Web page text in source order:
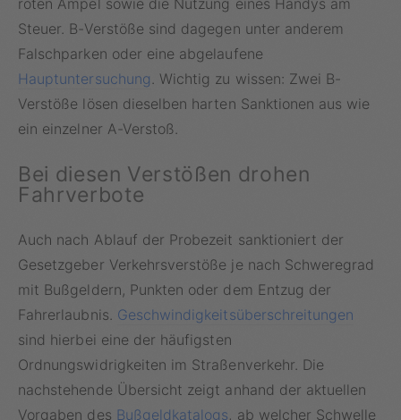
Steuer. B-Verstöße sind dagegen unter anderem
Falschparken oder eine abgelaufene
Hauptuntersuchung . Wichtig zu wissen: Zwei B-
Verstöße lösen dieselben harten Sanktionen aus wie
ein einzelner A-Verstoß.
Bei diesen Verstößen drohen
Fahrverbote
Auch nach Ablauf der Probezeit sanktioniert der
Gesetzgeber Verkehrsverstöße je nach Schweregrad
mit Bußgeldern, Punkten oder dem Entzug der
Fahrerlaubnis. Geschwindigkeitsüberschreitungen
sind hierbei eine der häufigsten
Ordnungswidrigkeiten im Straßenverkehr. Die
nachstehende Übersicht zeigt anhand der aktuellen
Vorgaben des Bußgeldkatalogs, ab welcher Schwelle